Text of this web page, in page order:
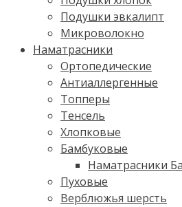
Подушки эвкалипт
Микроволокно
Наматрасники
Ортопедические
Антиаллергенные
Топперы
Тенсель
Хлопковые
Бамбуковые
Наматрасники
Пуховые
Верблюжья шерсть